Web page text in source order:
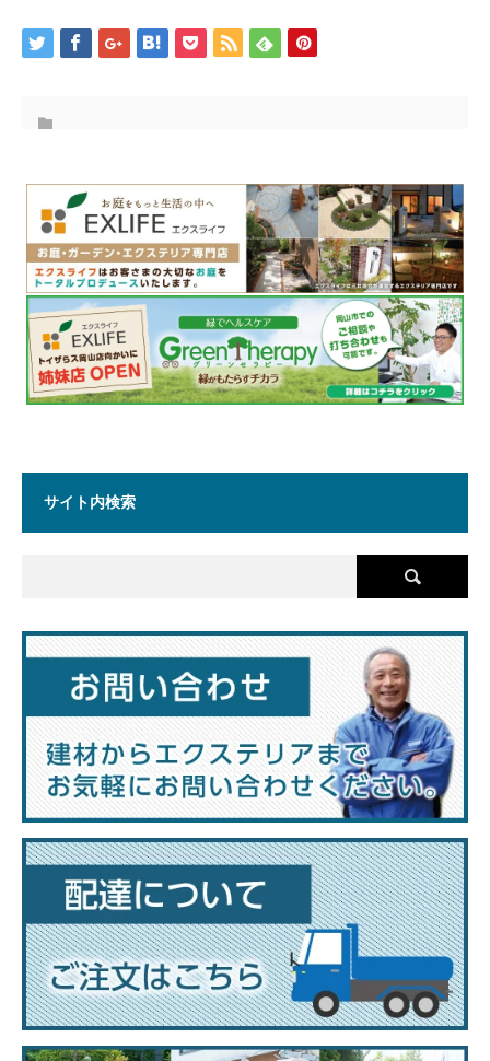
サイト内検索